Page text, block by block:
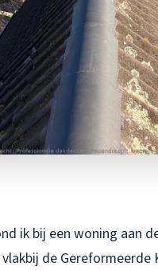
ik bij een woning aan
de Gereformeerde